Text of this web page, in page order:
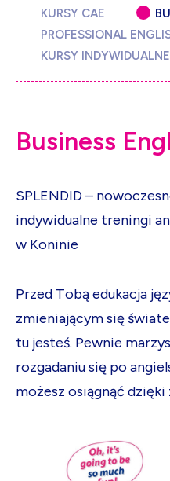
KURSY CAE
PROFESSIONAL
KURSY INDYWIDUALNE
Business Engl
SPLENDID – nowoczesn
indywidualne treningi an
w Koninie
Przed Tobąedukacja jęz
zmieniającymsię świate
tu jesteś. Pewnie marzys
rozgadaniusię poangiel
możesz osiągnąć dzięki